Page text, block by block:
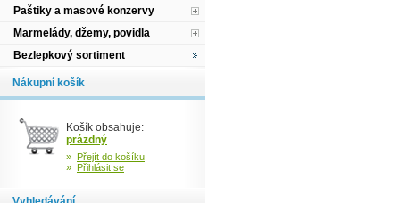
Paštiky a masové konzervy
Marmelády, džemy, povidla
Bezlepkový sortiment
Nákupní košík
Košík obsahuje:
prázdný
» Přejít do košíku
» Přihlásit se